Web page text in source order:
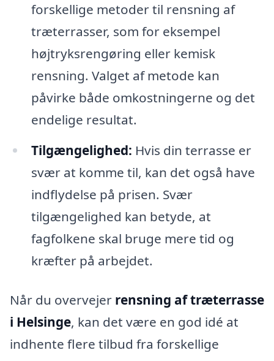
forskellige metoder til rensning af
træterrasser, som for eksempel
højtryksrengøring eller kemisk
rensning. Valget af metode kan
påvirke både omkostningerne og det
endelige resultat.
Tilgængelighed: Hvis din terrasse er
svær at komme til, kan det også have
indflydelse på prisen. Svær
tilgængelighed kan betyde, at
fagfolkene skal bruge mere tid og
kræfter på arbejdet.
Når du overvejer rensning af træterrasse
i Helsinge, kan det være en god idé at
indhente flere tilbud fra forskellige